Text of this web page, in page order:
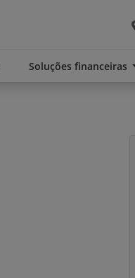
Soluções financeiras